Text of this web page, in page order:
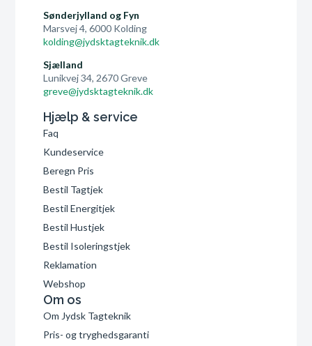
Sønderjylland og Fyn
Marsvej 4, 6000 Kolding
kolding@jydsktagteknik.dk
Sjælland
Lunikvej 34, 2670 Greve
greve@jydsktagteknik.dk
Hjælp & service
Faq
Kundeservice
Beregn Pris
Bestil Tagtjek
Bestil Energitjek
Bestil Hustjek
Bestil Isoleringstjek
Reklamation
Webshop
Om os
Om Jydsk Tagteknik
Pris- og tryghedsgaranti